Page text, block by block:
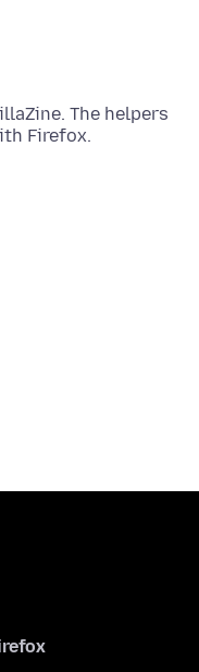
The helpers
Firefox.